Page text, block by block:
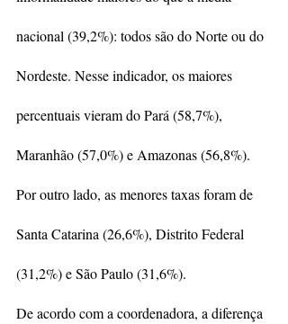
nacional (39,2%): todos são do Norte ou do
Nordeste. Nesse indicador, os maiores
percentuais vieram do Pará (58,7%),
Maranhão (57,0%) e Amazonas (56,8%).
Por outro lado, as menores taxas foram de
Santa Catarina (26,6%), Distrito Federal
(31,2%) e São Paulo (31,6%).
De acordo com a coordenadora, a diferença